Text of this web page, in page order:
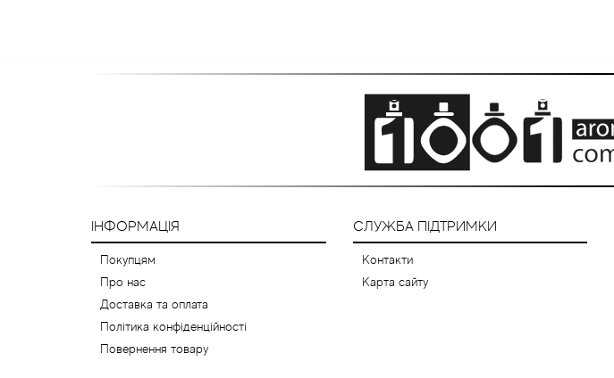
ІНФОРМАЦІЯ
Покупцям
Про нас
Доставка та оплата
Політика конфіденційності
Повернення товару
СЛУЖБА ПІДТРИМКИ
Контакти
Карта сайту